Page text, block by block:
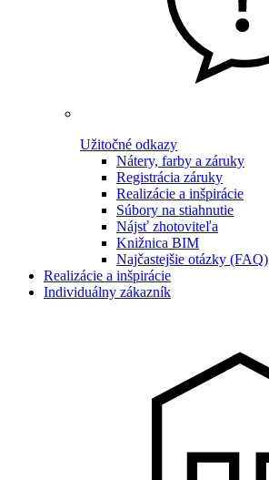
Užitočné odkazy
Nátery, farby a záruky
Registrácia záruky
Realizácie a inšpirácie
Súbory na stiahnutie
Nájsť zhotoviteľa
Knižnica BIM
Najčastejšie otázky (FAQ)
Realizácie a inšpirácie
Individuálny zákazník